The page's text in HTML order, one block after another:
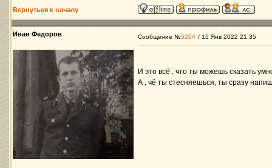
Вернуться к началу
Иван Федоров Сообщение №5264 / 15 Янв 2022 21:35
И это всё , что ты можешь сказать
А , чё ты стесняешься, ты сразу